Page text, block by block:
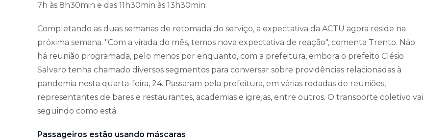
7h às 8h30min e das 11h30min às 13h30min.
Completando as duas semanas de retomada do serviço, a expectativa da ACTU agora reside na
próxima semana. "Com a virada do mês, temos nova expectativa de reação", comenta Trento. Não
há reunião programada, pelo menos por enquanto, com a prefeitura, embora o prefeito Clésio
Salvaro tenha chamado diversos segmentos para conversar sobre providências relacionadas à
pandemia nesta quarta-feira, 24. Passaram pela prefeitura, em várias rodadas de reuniões,
representantes de bares e restaurantes, academias e igrejas, entre outros. O transporte coletivo vai
seguindo como está.
Passageiros estão usando máscaras